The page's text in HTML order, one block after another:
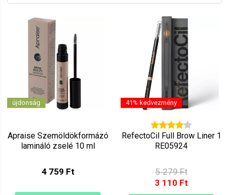
Ár szerint csökkenő
Ár szerint növekvő
Mutat: 160
újdonság
Apraise Szemöldökformázó
lamináló zselé 10 ml
4 759 Ft
41% kedvezmény
RefectoCil Full Brow Liner 1
RE05924
5 279 Ft
3 110 Ft